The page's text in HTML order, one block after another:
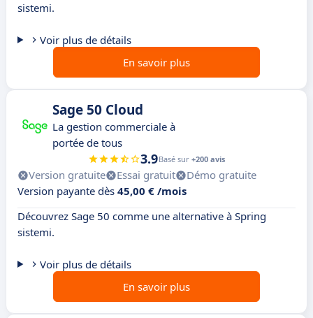
sistemi.
Voir plus de détails
En savoir plus
Sage 50 Cloud
La gestion commerciale à
portée de tous
3.9Basé sur +200 avis
Version gratuite Essai gratuit
Démo gratuite
Version payante dès 45,00 € /mois
Découvrez Sage 50 comme une alternative à Spring
sistemi.
Voir plus de détails
En savoir plus